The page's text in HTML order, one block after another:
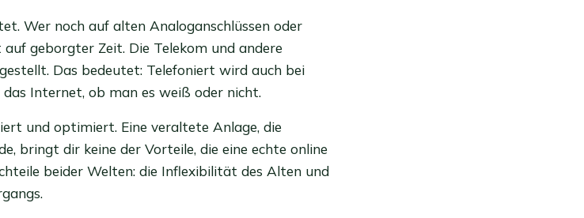
Wer noch auf alten Analoganschlüssen oder
geborgter Zeit. Die Telekom und andere
Das bedeutet: Telefoniert wird auch bei
das Internet, ob man es weiß oder nicht.
und optimiert. Eine veraltete Anlage, die
bringt dir keine der Vorteile, die eine echte online
beider Welten: die Inflexibilität des Alten und